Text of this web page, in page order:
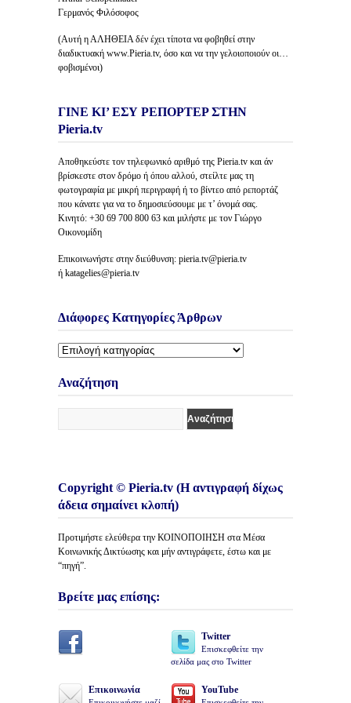
Γερμανός Φιλόσοφος
(Αυτή η ΑΛΗΘΕΙΑ δέν έχει τίποτα να φοβηθεί στην
διαδικτυακή www.Pieria.tv, όσο και να την γελοιοποιούν οι…
φοβισμένοι)
ΓΙΝΕ ΚΙ’ ΕΣΥ ΡΕΠΟΡΤΕΡ ΣΤΗΝ
Pieria.tv
Αποθηκεύστε τον τηλεφωνικό αριθμό της Pieria.tv και άν
βρίσκεστε στον δρόμο ή όπου αλλού, στείλτε μας τη
φωτογραφία με μικρή περιγραφή ή το βίντεο από ρεπορτάζ
που κάνατε για να το δημοσιεύσουμε με τ’ όνομά σας.
Κινητό: +30 69 700 800 63 και μιλήστε με τον Γιώργο
Οικονομίδη
Επικοινωνήστε στην διεύθυνση: pieria.tv@pieria.tv
ή katagelies@pieria.tv
Διάφορες Κατηγορίες Άρθρων
Διάφορες
Άρθρων
Αναζήτηση
Copyright © Pieria.tv (Η αντιγραφή δίχως
άδεια σημαίνει κλοπή)
Προτιμήστε ελεύθερα την ΚΟΙΝΟΠΟΙΗΣΗ στα Μέσα
Κοινωνικής Δικτύωσης και μήν αντιγράφετε, έστω και με
“πηγή”.
Βρείτε μας επίσης:
Twitter
Επισκεφθείτε την
σελίδα μας στο Twitter
Επικοινωνία YouTube